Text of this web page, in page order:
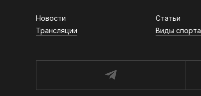
Новости Статьи
Трансляции
Виды спорта